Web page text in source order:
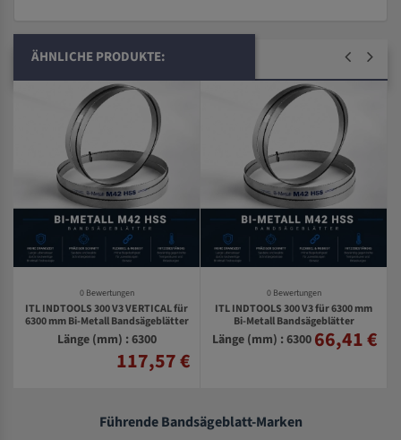
ÄHNLICHE PRODUKTE:
0 Bewertungen
ITL INDTOOLS 300 V3 VERTICAL für
6300 mm Bi-Metall Bandsägeblätter
Länge (mm) : 6300
117,57 €
0 Bewertungen
ITL INDTOOLS 300 V3 für 6300 mm
Bi-Metall Bandsägeblätter
Länge (mm) : 6300 66,41 €
Führende Bandsägeblatt-Marken